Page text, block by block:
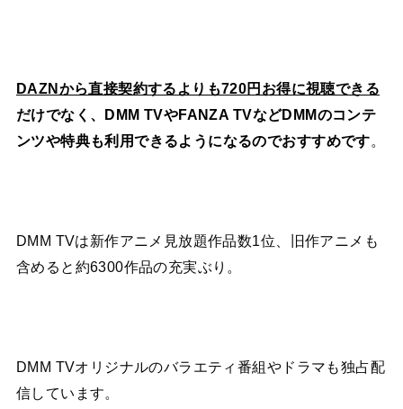
DAZNから直接契約するよりも720円お得に視聴できる
だけでなく、DMM TVやFANZA TVなどDMMのコンテ
ンツや特典も利用できるようになるのでおすすめです。
DMM TVは新作アニメ見放題作品数1位、旧作アニメも
含めると約6300作品の充実ぶり。
DMM TVオリジナルのバラエティ番組やドラマも独占配
信しています。